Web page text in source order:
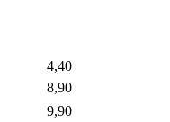
4,40
8,90
9,90